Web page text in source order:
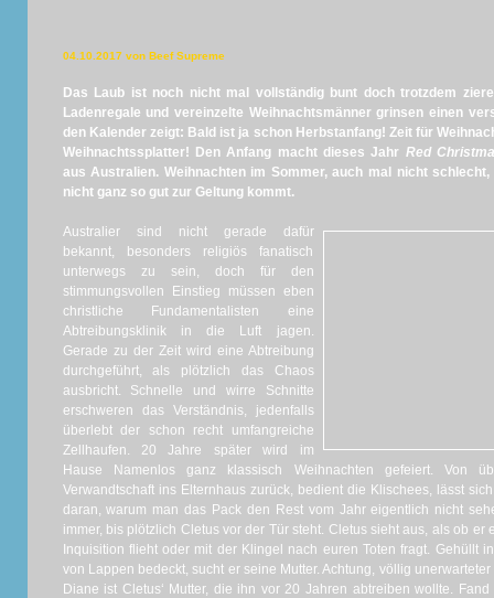
04.10.2017 von Beef Supreme
Das Laub ist noch nicht mal vollständig bunt doch trotzdem
Ladenregale und vereinzelte Weihnachtsmänner grinsen einen
den Kalender zeigt: Bald ist ja schon Herbstanfang! Zeit für
Weihnachtssplatter! Den Anfang macht dieses Jahr Red
aus Australien. Weihnachten im Sommer, auch mal nicht
nicht ganz so gut zur Geltung kommt.
Australier sind nicht gerade dafür
bekannt, besonders religiös fanatisch
unterwegs zu sein, doch für den
stimmungsvollen Einstieg müssen eben
christliche Fundamentalisten eine
Abtreibungsklinik in die Luft jagen.
Gerade zu der Zeit wird eine Abtreibung
durchgeführt, als plötzlich das Chaos
ausbricht. Schnelle und wirre Schnitte
erschweren das Verständnis, jedenfalls
überlebt der schon recht umfangreiche
Zellhaufen. 20 Jahre später wird im
Hause Namenlos ganz klassisch Weihnachten gefeiert. Von
Verwandtschaft ins Elternhaus zurück, bedient die Klischees, lässt
daran, warum man das Pack den Rest vom Jahr eigentlich nicht
immer, bis plötzlich Cletus vor der Tür steht. Cletus sieht aus, als ob
Inquisition flieht oder mit der Klingel nach euren Toten fragt. Gehüllt
von Lappen bedeckt, sucht er seine Mutter. Achtung, völlig
Diane ist Cletus‘ Mutter, die ihn vor 20 Jahren abtreiben wollte.